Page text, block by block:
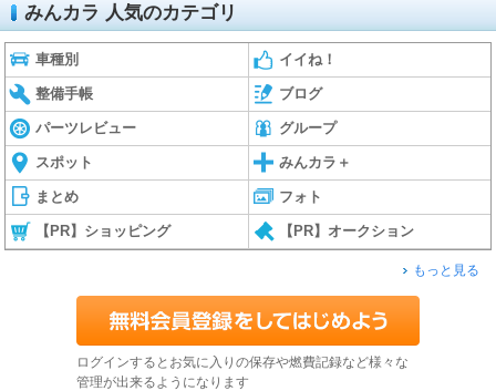
みんカラ 人気のカテゴリ
車種別 イイね！
整備手帳 ブログ
パーツレビュー グループ
スポット みんカラ＋
まとめ フォト
【PR】ショッピング 【PR】オークション
もっと見る
ログインするとお気に入りの保存や燃費記録など様々な
管理が出来るようになります